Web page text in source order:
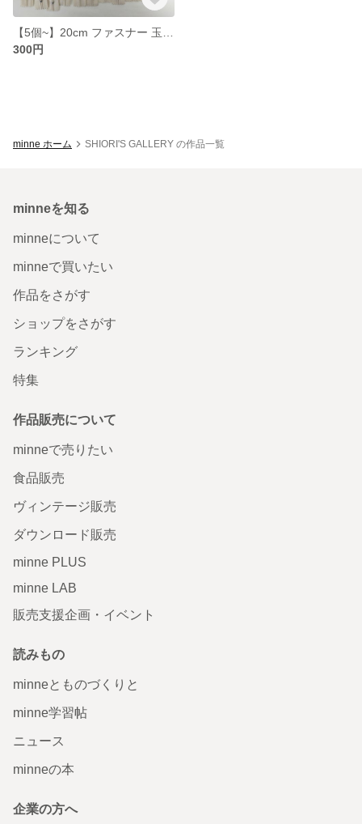
300円
minne ホーム SHIORI'S GALLERY の作品一覧
minneを知る
minneについて
minneで買いたい
作品をさがす
ショップをさがす
ランキング
特集
作品販売について
minneで売りたい
食品販売
ヴィンテージ販売
ダウンロード販売
minne PLUS
minne LAB
販売支援企画・イベント
読みもの
minneとものづくりと
minne学習帖
ニュース
minneの本
企業の方へ